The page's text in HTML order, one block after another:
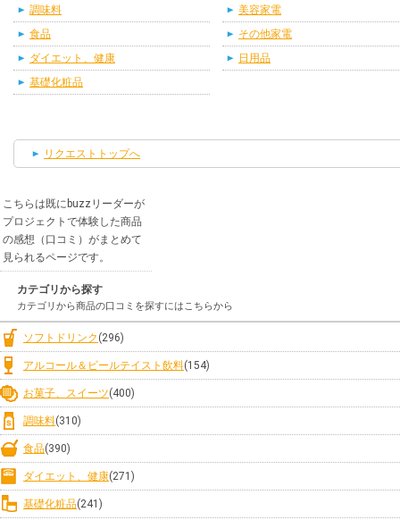
調味料
食品
ダイエット、健康
基礎化粧品
美容家電
その他家電
日用品
リクエストトップへ
こちらは既にbuzzリーダーが
プロジェクトで体験した商品
の感想（口コミ）がまとめて
見られるページです。
カテゴリから探す
カテゴリから商品の口コミを探すにはこちらから
ソフトドリンク (296)
アルコール＆ビールテイスト飲料(154)
お菓子、スイーツ(400)
調味料(310)
食品(390)
ダイエット、健康(271)
基礎化粧品(241)